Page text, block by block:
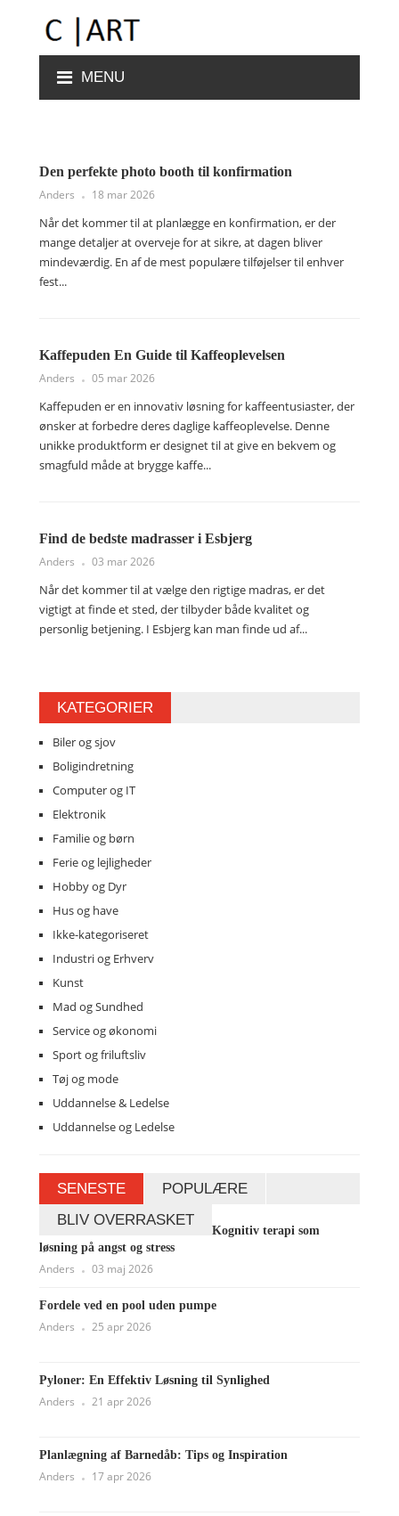
MENU
Den perfekte photo booth til konfirmation
Anders
18 mar 2026
Når det kommer til at planlægge en konfirmation, er der
mange detaljer at overveje for at sikre, at dagen bliver
mindeværdig. En af de mest populære tilføjelser til enhver
fest...
Kaffepuden En Guide til Kaffeoplevelsen
Anders
05 mar 2026
Kaffepuden er en innovativ løsning for kaffeentusiaster, der
ønsker at forbedre deres daglige kaffeoplevelse. Denne
unikke produktform er designet til at give en bekvem og
smagfuld måde at brygge kaffe...
Find de bedste madrasser i Esbjerg
Anders
03 mar 2026
Når det kommer til at vælge den rigtige madras, er det
vigtigt at finde et sted, der tilbyder både kvalitet og
personlig betjening. I Esbjerg kan man finde ud af...
KATEGORIER
Biler og sjov
Boligindretning
Computer og IT
Elektronik
Familie og børn
Ferie og lejligheder
Hobby og Dyr
Hus og have
Ikke-kategoriseret
Industri og Erhverv
Kunst
Mad og Sundhed
Service og økonomi
Sport og friluftsliv
Tøj og mode
Uddannelse & Ledelse
Uddannelse og Ledelse
SENESTE
POPULÆRE
BLIV OVERRASKET
Kognitiv terapi som
løsning på angst og stress
Anders 03 maj 2026
Fordele ved en pool uden pumpe
Anders 25 apr 2026
Pyloner: En Effektiv Løsning til Synlighed
Anders 21 apr 2026
Planlægning af Barnedåb: Tips og Inspiration
Anders 17 apr 2026